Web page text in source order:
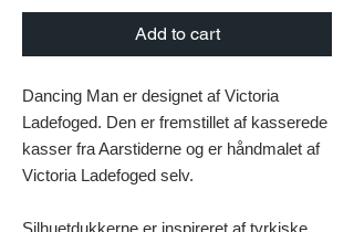
Add to cart
Dancing Man er designet af Victoria
Ladefoged. Den er fremstillet af kasserede
kasser fra Aarstiderne og er håndmalet af
Victoria Ladefoged selv.
Silhuetdukkerne er inspireret af tyrkiske